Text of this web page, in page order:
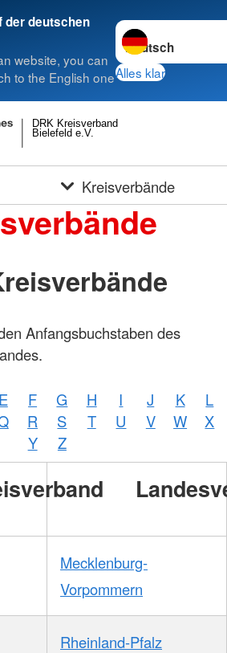
der deutschen
website, you can
to the English one
Sprache wechseln
Alles klar
Bielefeld e.V.
DRK Kreisverband
Kreisverbände
Anfangsbuchstaben des
E F G H I J K
L
R S T U V W
X
Y
Z
Mecklenburg-
Vorpommern
Rheinland-Pfalz
©…
Foto:
GmbH